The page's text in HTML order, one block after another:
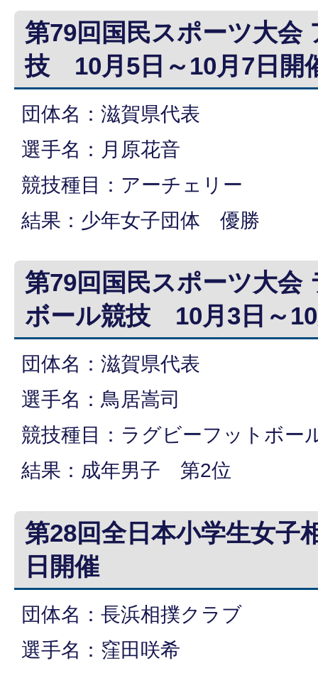
第79回国民スポーツ大会
技 10月5日～10月7日開
団体名：滋賀県代表
選手名：月原花音
競技種目：アーチェリー
結果：少年女子団体 優勝
第79回国民スポーツ大会
ボール競技 10月3日～
団体名：滋賀県代表
選手名：鳥居嵩司
競技種目：ラグビーフットボー
結果：成年男子 第2位
第28回全日本小学生女
日開催
団体名：長浜相撲クラブ
選手名：窪田咲希